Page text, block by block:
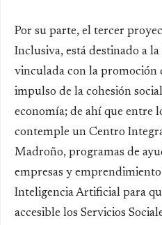
Por su parte, el tercer
Inclusiva, está destinado a
vinculada con la promoción
impulso de la cohesión
economía; de ahí que entre
contemple un Centro
Madroño, programas de
empresas y
Inteligencia Artificial para
accesible los Servicios